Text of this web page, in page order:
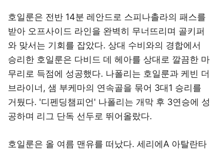
호일룬은 전반 14분 레안드로 스피나촐라의 패스를
받아 오프사이드 라인을 완벽히 무너뜨리며 골키퍼
와 맞서는 기회를 잡았다. 상대 수비와의 경합에서
승리한 호일룬은 다비드 데 헤아를 상대로 깔끔한 마
무리로 득점에 성공했다. 나폴리는 호일룬과 케빈 더
브라이너, 샘 부케마의 연속골을 묶어 3대1 승리를
거뒀다. '디펜딩챔피언' 나폴리는 개막 후 3연승에 성
공하며 리그 단독 선두로 뛰어올랐다.
호일룬은 올 여름 맨유를 떠났다. 세리에A 아탈란타